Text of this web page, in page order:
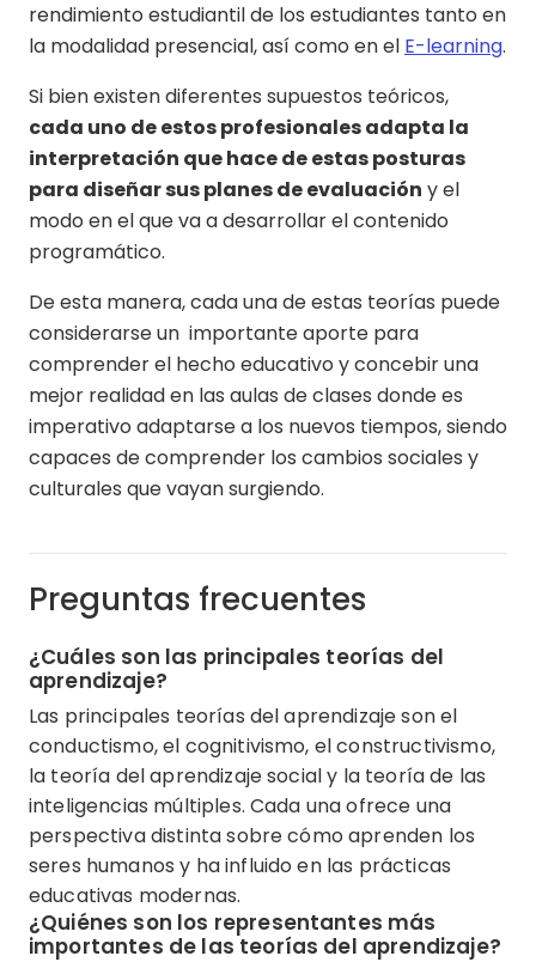
rendimiento estudiantil de los estudiantes tanto en
la modalidad presencial, así como en el E-learning.
Si bien existen diferentes supuestos teóricos,
cada uno de estos profesionales adapta la
interpretación que hace de estas posturas
para diseñar sus planes de evaluación y el
modo en el que va a desarrollar el contenido
programático.
De esta manera, cada una de estas teorías puede
considerarse un importante aporte para
comprender el hecho educativo y concebir una
mejor realidad en las aulas de clases donde es
imperativo adaptarse a los nuevos tiempos, siendo
capaces de comprender los cambios sociales y
culturales que vayan surgiendo.
Preguntas frecuentes
¿Cuáles son las principales teorías del
aprendizaje?
Las principales teorías del aprendizaje son el
conductismo, el cognitivismo, el constructivismo,
la teoría del aprendizaje social y la teoría de las
inteligencias múltiples. Cada una ofrece una
perspectiva distinta sobre cómo aprenden los
seres humanos y ha influido en las prácticas
educativas modernas.
¿Quiénes son los representantes más
importantes de las teorías del aprendizaje?